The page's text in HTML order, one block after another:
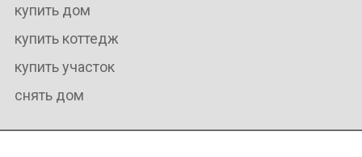
купить дом
купить коттедж
купить участок
снять дом